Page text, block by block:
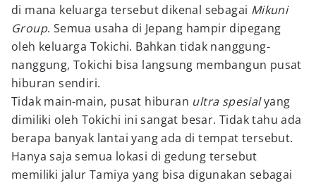
di mana keluarga tersebut dikenal sebagai Mikuni
Group. Semua usaha di Jepang hampir dipegang
oleh keluarga Tokichi. Bahkan tidak nanggung-
nanggung, Tokichi bisa langsung membangun pusat
hiburan sendiri.
Tidak main-main, pusat hiburan ultra spesialyang
dimiliki oleh Tokichi ini sangat besar. Tidak tahu ada
berapa banyak lantai yang ada di tempat tersebut.
Hanya saja semua lokasi di gedung tersebut
memiliki jalur Tamiya yang bisa digunakan sebagai